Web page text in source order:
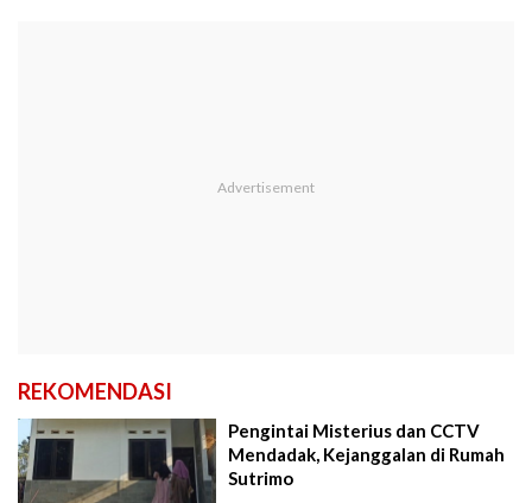
REKOMENDASI
Pengintai Misterius dan CCTV
Mendadak, Kejanggalan di Rumah
Sutrimo